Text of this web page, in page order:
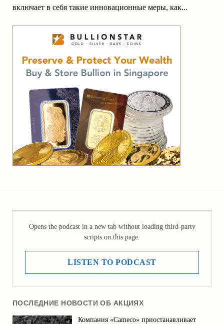
включает в себя такие инновационные меры, как...
Opens the podcast in a new tab without loading third-party
scripts on this page.
LISTEN TO PODCAST
ПОСЛЕДНИЕ НОВОСТИ ОБ АКЦИЯХ
Компания «Cameco» приостанавливает